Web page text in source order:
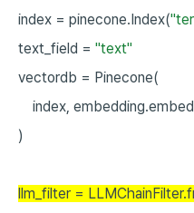
index = pinecone.Index(
text_field = "text"
vectordb = Pinecone(
index,
)
llm_filter =